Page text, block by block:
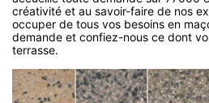
créativité et au savoir-faire de nos
occuper de tous vos besoins en
demande et confiez-nous ce dont
terrasse.